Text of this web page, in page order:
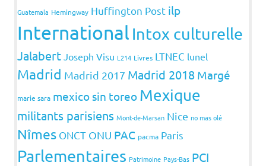
Guatemala Hemingway Huffington Post ilp
International Intox culturelle
Jalabert Joseph Visu L214 Livres LTNEC lunel
Madrid Madrid 2017 Madrid 2018 Margé
marie sara mexico sin toreo Mexique
militants parisiens Mont-de-Marsan Nice no mas olé
Nîmes ONCT ONU PAC pacma Paris
Parlementaires Patrimoine Pays-Bas PCI